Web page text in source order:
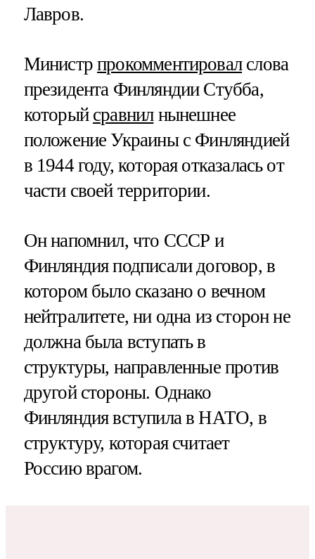
Лавров.
Министрпрокомментировалслова
президента Финляндии Стубба,
который сравнилнынешнее
положение Украины с Финляндией
в 1944 году, которая отказалась от
части своей территории.
Он напомнил, что СССР и
Финляндия подписали договор, в
котором было сказано о вечном
нейтралитете, ни одна из сторон не
должна была вступать в
структуры, направленные против
другой стороны. Однако
Финляндия вступила в НАТО, в
структуру, которая считает
Россию врагом.